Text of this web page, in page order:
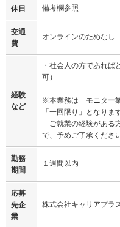
休日 備考欄参照
交通
費
オンラインのためなし
経験
など
・社会人の方であれば
可）
※本業務は「モニター
「一回限り」となりま
ご就業の経験がある
で、予めご了承ください
勤務
期間
１週間以内
応募
先企
業
株式会社キャリアプラ